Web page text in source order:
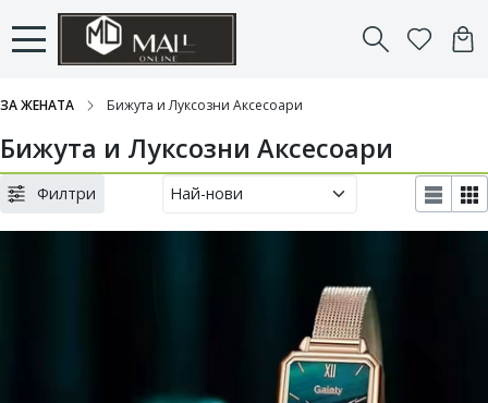
ЗА ЖЕНАТА Бижута и Луксозни Аксесоари
Бижута и Луксозни Аксесоари
Филтри